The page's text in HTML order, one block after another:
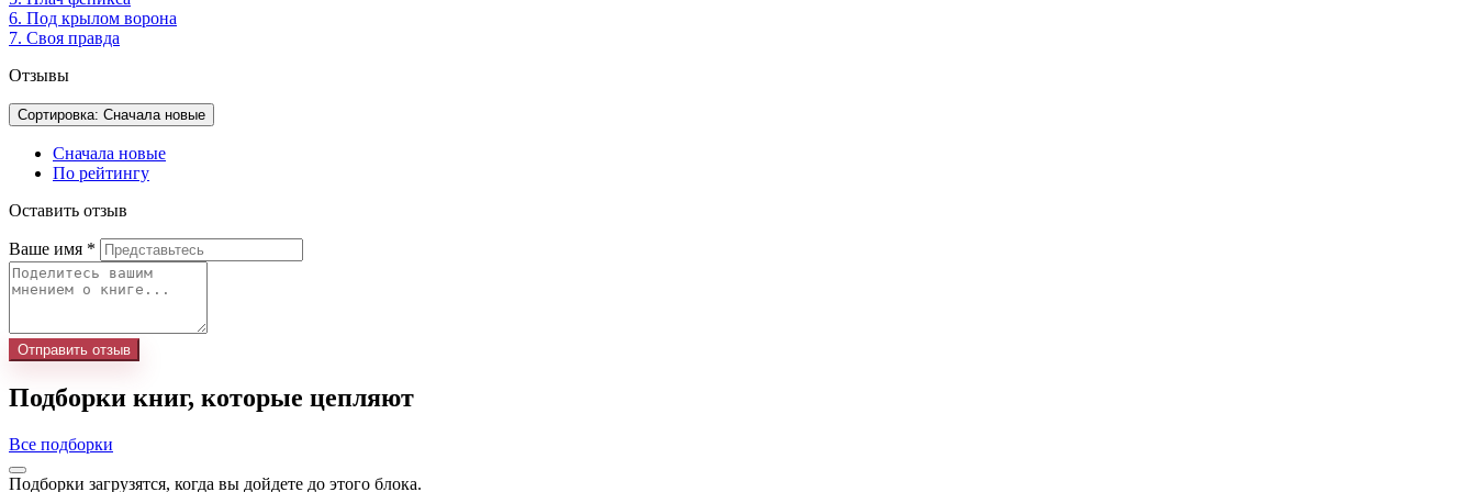
6. Под крылом ворона
7. Своя правда
Отзывы
Сортировка: Сначала новые
Сначала новые
По рейтингу
Оставить отзыв
Ваше имя *
Отправить отзыв
Подборки книг, которые цепляют
Все подборки
Подборки загрузятся, когда вы дойдете до этого блока.